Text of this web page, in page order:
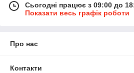
Сьогодні працює з 09:00 до
Показати весь графік роботи
Про нас
Контакти